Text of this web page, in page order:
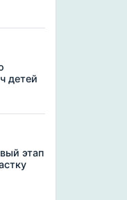
детей
этап